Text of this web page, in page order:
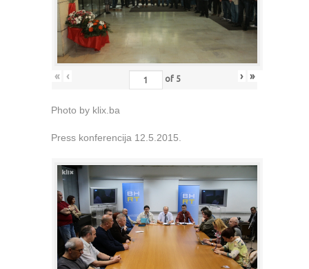
« ‹ of 5 › »
Photo by klix.ba
Press konferencija 12.5.2015.